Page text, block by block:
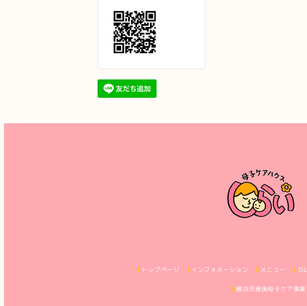
トップページ インフォメーション メニュー カ
横浜市産後母子ケア事